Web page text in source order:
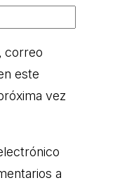
correo
este
vez
a